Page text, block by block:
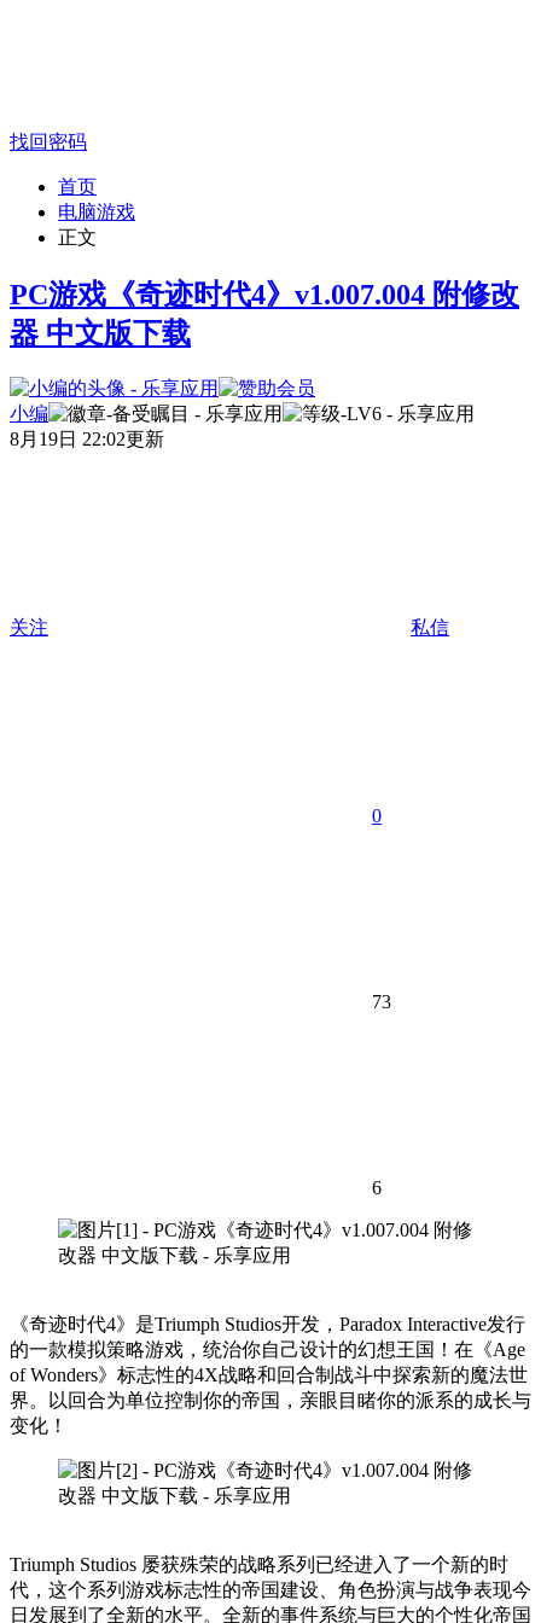
找回密码
首页
电脑游戏
正文
PC游戏《奇迹时代4》v1.007.004 附修改
器 中文版下载
小编
8月19日 22:02更新
关注 私信
0
73
6
《奇迹时代4》是Triumph Studios开发，Paradox Interactive发行
的一款模拟策略游戏，统治你自己设计的幻想王国！在《Age
of Wonders》标志性的4X战略和回合制战斗中探索新的魔法世
界。以回合为单位控制你的帝国，亲眼目睹你的派系的成长与
变化！
Triumph Studios 屡获殊荣的战略系列已经进入了一个新的时
代，这个系列游戏标志性的帝国建设、角色扮演与战争表现今
日发展到了全新的水平。全新的事件系统与巨大的个性化帝国